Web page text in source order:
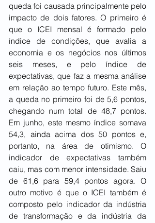
queda foi causada principalmente pelo
impacto de dois fatores. O primeiro é
que o ICEI mensal é formado pelo
índice de condições, que avalia a
economia e os negócios nos últimos
seis meses, e pelo índice de
expectativas, que faz a mesma análise
em relação ao tempo futuro. Este mês,
a queda no primeiro foi de 5,6 pontos,
chegando num total de 48,7 pontos.
Em junho, este mesmo índice somava
54,3, ainda acima dos 50 pontos e,
portanto, na área de otimismo. O
indicador de expectativas também
caiu, mas com menor intensidade. Saiu
de 61,6 para 59,4 pontos agora. O
outro motivo é que o ICEI também é
composto pelo indicador da indústria
de transformação e da indústria da